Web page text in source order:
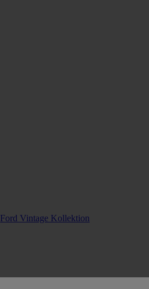
Ford Vintage Kollektion